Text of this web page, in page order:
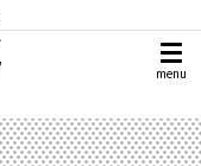
menu